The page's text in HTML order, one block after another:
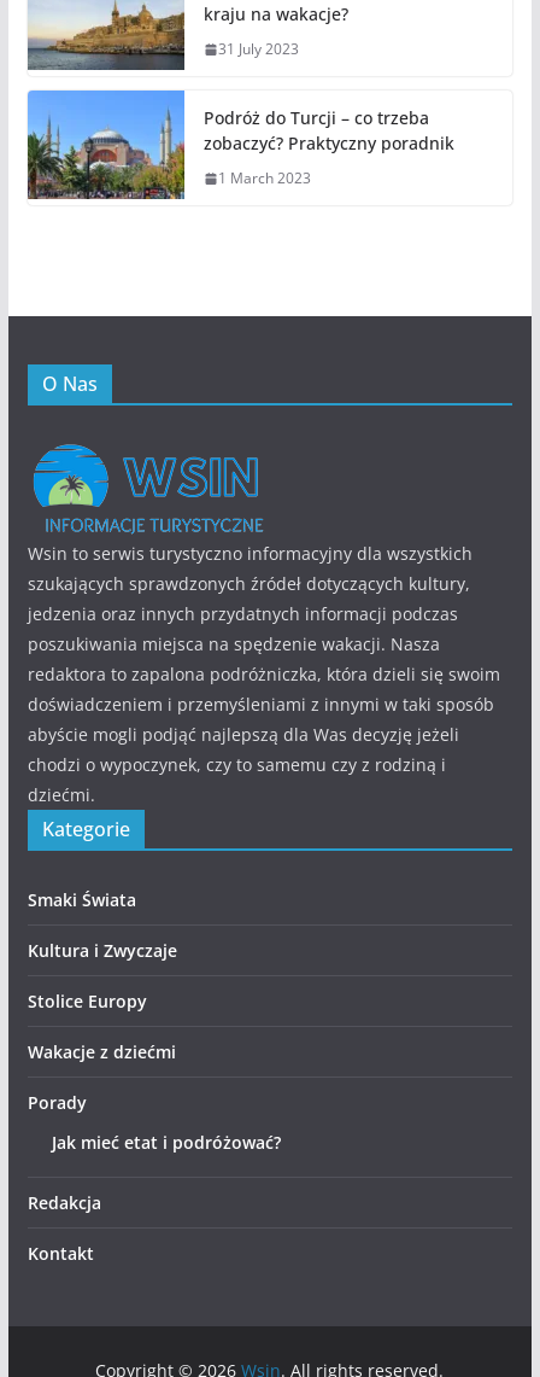
kraju na wakacje?
31 July 2023
Podróż do Turcji – co trzeba
zobaczyć? Praktyczny poradnik
1 March 2023
O Nas
Wsin to serwis turystyczno informacyjny dla wszystkich
szukających sprawdzonych źródeł dotyczących kultury,
jedzenia oraz innych przydatnych informacji podczas
poszukiwania miejsca na spędzenie wakacji. Nasza
redaktora to zapalona podróżniczka, która dzieli się swoim
doświadczeniem i przemyśleniami z innymi w taki sposób
abyście mogli podjąć najlepszą dla Was decyzję jeżeli
chodzi o wypoczynek, czy to samemu czy z rodziną i
dziećmi.
Kategorie
Smaki Świata
Kultura i Zwyczaje
Stolice Europy
Wakacje z dziećmi
Porady
Jak mieć etat i podróżować?
Redakcja
Kontakt
Copyright © 2026Wsin. All rights reserved.